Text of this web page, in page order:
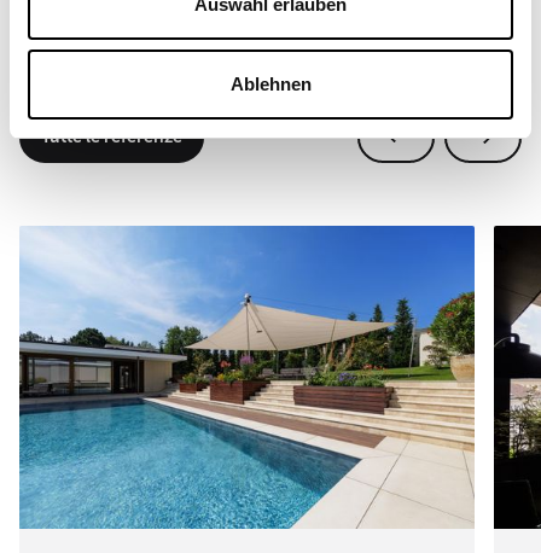
Auswahl erlauben
Ablehnen
Progetti reali, luoghi reali. I sistemi SunSquare® vengono
Tutte le referenze